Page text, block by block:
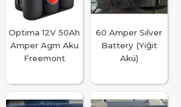
Optima 12V 50Ah
Amper Agm Aku
Freemont
60 Amper Sılver
Battery (Yiğit
Akü)